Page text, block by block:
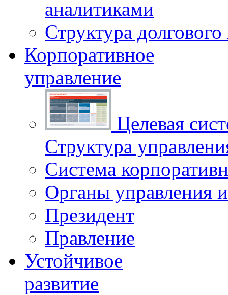
аналитиками
Структура
Корпоративное
управление
Целевая
Структура
Система
Органы управления
Президент
Правление
Устойчивое
развитие